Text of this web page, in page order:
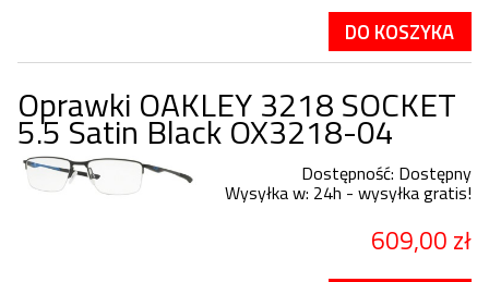
DO KOSZYKA
Oprawki OAKLEY 3218 SOCKET
5.5 Satin Black OX3218-04
Dostępność: Dostępny
Wysyłka w: 24h - wysyłka gratis!
609,00 zł